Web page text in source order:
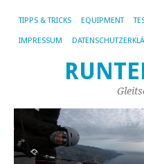
TIPPS & TRICKS EQUIPMENT
IMPRESSUM